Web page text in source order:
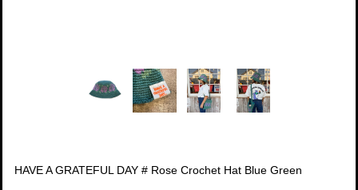
HAVE A GRATEFUL DAY # Rose Crochet Hat Blue Green